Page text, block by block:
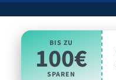
BIS ZU
100€
SPAREN